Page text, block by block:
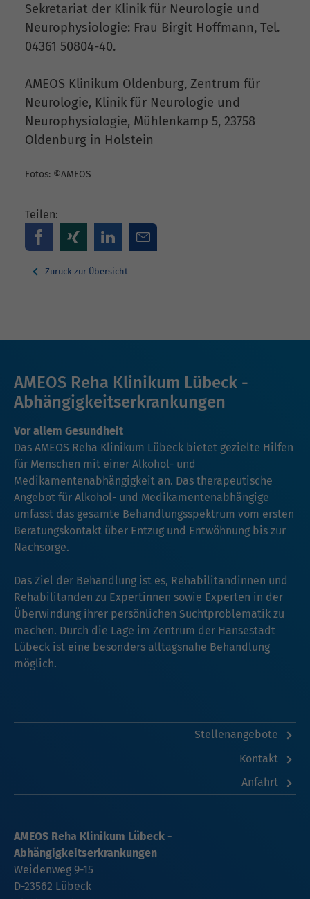
Sekretariat der Klinik für Neurologie und
Neurophysiologie: Frau Birgit Hoffmann, Tel.
04361 50804-40.
AMEOS Klinikum Oldenburg, Zentrum für
Neurologie, Klinik für Neurologie und
Neurophysiologie, Mühlenkamp 5, 23758
Oldenburg in Holstein
Fotos: ©AMEOS
Teilen:
Zurück zur Übersicht
AMEOS Reha Klinikum Lübeck -
Abhängigkeitserkrankungen
Vor allem Gesundheit
Das AMEOS Reha Klinikum Lübeck bietet gezielte Hilfen
für Menschen mit einer Alkohol- und
Medikamentenabhängigkeit an. Das therapeutische
Angebot für Alkohol- und Medikamentenabhängige
umfasst das gesamte Behandlungsspektrum vom ersten
Beratungskontakt über Entzug und Entwöhnung bis zur
Nachsorge.
Das Ziel der Behandlung ist es, Rehabilitandinnen und
Rehabilitanden zu Expertinnen sowie Experten in der
Überwindung ihrer persönlichen Suchtproblematik zu
machen. Durch die Lage im Zentrum der Hansestadt
Lübeck ist eine besonders alltagsnahe Behandlung
möglich.
Stellenangebote
Kontakt
Anfahrt
AMEOS Reha Klinikum Lübeck -
Abhängigkeitserkrankungen
Weidenweg 9-15
D-23562 Lübeck